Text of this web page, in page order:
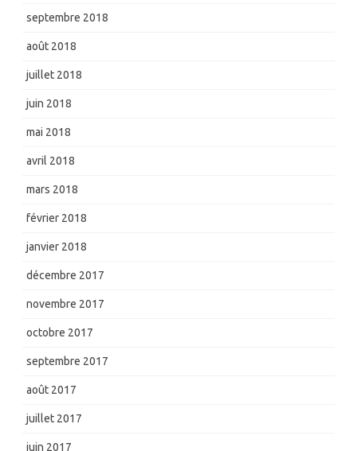
septembre 2018
août 2018
juillet 2018
juin 2018
mai 2018
avril 2018
mars 2018
février 2018
janvier 2018
décembre 2017
novembre 2017
octobre 2017
septembre 2017
août 2017
juillet 2017
juin 2017